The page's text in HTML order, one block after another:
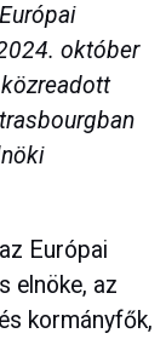
október
Európai
elnöke, az
kormányfők,